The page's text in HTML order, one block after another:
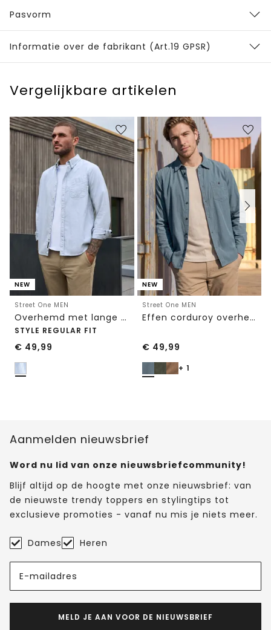
Pasvorm
Informatie over de fabrikant (Art.19 GPSR)
Vergelijkbare artikelen
NEW
Street One MEN
Overhemd met lange mouwen en streepjespatroon
STYLE REGULAR FIT
€ 49,99
NEW
Street One MEN
Effen corduroy overhemd met lange mouwen
€ 49,99
+ 1
Aanmelden nieuwsbrief
Word nu lid van onze nieuwsbriefcommunity!
Blijf altijd op de hoogte met onze nieuwsbrief: van
de nieuwste trendy toppers en stylingtips tot
exclusieve promoties - vanaf nu mis je niets meer.
Dames Heren
E-mailadres
MELD JE AAN VOOR DE NIEUWSBRIEF